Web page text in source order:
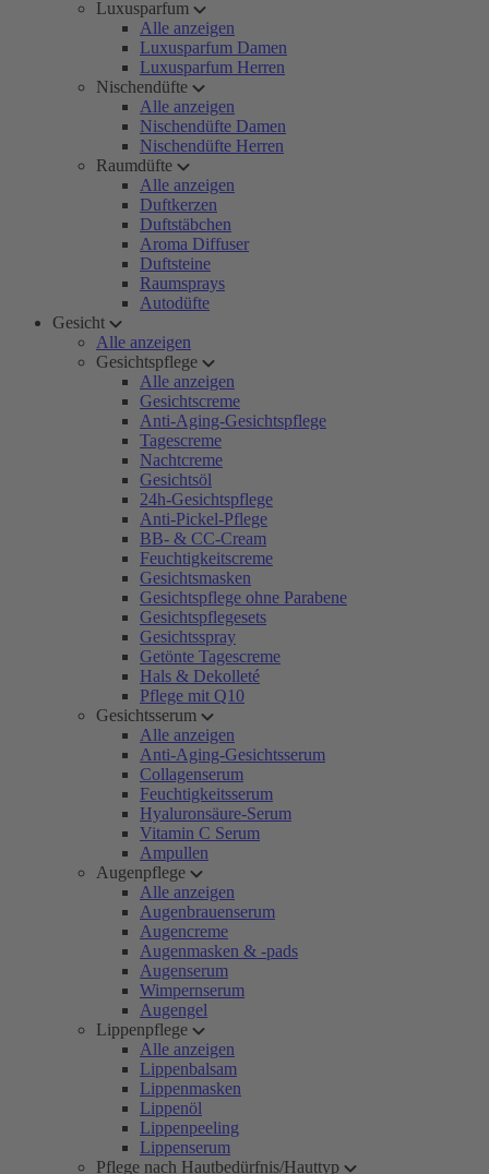
Luxusparfum
Alle anzeigen
Luxusparfum Damen
Luxusparfum Herren
Nischendüfte
Alle anzeigen
Nischendüfte Damen
Nischendüfte Herren
Raumdüfte
Alle anzeigen
Duftkerzen
Duftstäbchen
Aroma Diffuser
Duftsteine
Raumsprays
Autodüfte
Gesicht
Alle anzeigen
Gesichtspflege
Alle anzeigen
Gesichtscreme
Anti-Aging-Gesichtspflege
Tagescreme
Nachtcreme
Gesichtsöl
24h-Gesichtspflege
Anti-Pickel-Pflege
BB- & CC-Cream
Feuchtigkeitscreme
Gesichtsmasken
Gesichtspflege ohne Parabene
Gesichtspflegesets
Gesichtsspray
Getönte Tagescreme
Hals & Dekolleté
Pflege mit Q10
Gesichtsserum
Alle anzeigen
Anti-Aging-Gesichtsserum
Collagenserum
Feuchtigkeitsserum
Hyaluronsäure-Serum
Vitamin C Serum
Ampullen
Augenpflege
Alle anzeigen
Augenbrauenserum
Augencreme
Augenmasken & -pads
Augenserum
Wimpernserum
Augengel
Lippenpflege
Alle anzeigen
Lippenbalsam
Lippenmasken
Lippenöl
Lippenpeeling
Lippenserum
Pflege nach Hautbedürfnis/Hauttyp